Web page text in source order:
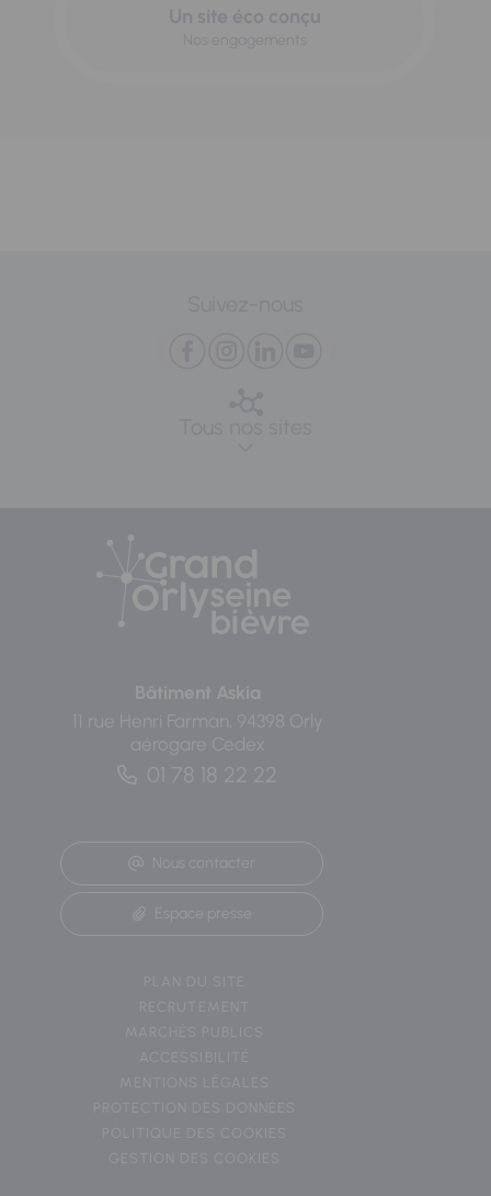
Bâtiment Askia
11 rue Henri Farman, 94398 Orly
aérogare Cedex
01 78 18 22 22
Nous contacter
Espace presse
PLAN DU SITE
RECRUTEMENT
MARCHÉS PUBLICS
ACCESSIBILITÉ
MENTIONS LÉGALES